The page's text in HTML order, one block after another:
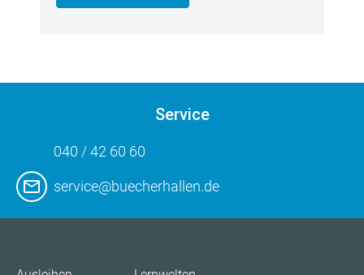
Service
040 / 42 60 60
service@buecherhallen.de